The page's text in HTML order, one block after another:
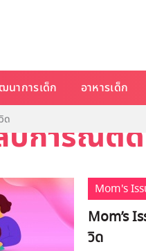
นาการเด็ก อาหารเด็ก
ด บการณ์ติ
Mom's
Mom’s
วิด